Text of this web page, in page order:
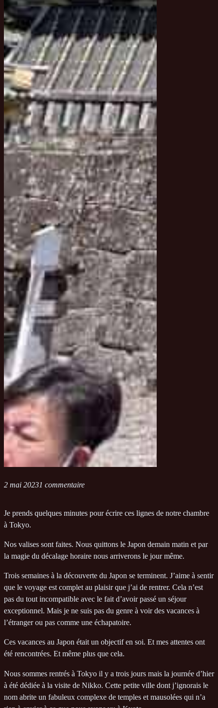
2 mai 20231 commentaire
Je prends quelques minutes pour écrire ces lignes de notre chambre
à Tokyo.
Nos valises sont faites. Nous quittons le Japon demain matin et par
la magie du décalage horaire nous arriverons le jour même.
Trois semaines à la découverte du Japon se terminent. J’aime à sentir
que le voyage est complet au plaisir que j’ai de rentrer. Cela n’est
pas du tout incompatible avec le fait d’avoir passé un séjour
exceptionnel. Mais je ne suis pas du genre à voir des vacances à
l’étranger ou pas comme une échapatoire.
Ces vacances au Japon était un objectif en soi. Et mes attentes ont
été rencontrées. Et même plus que cela.
Nous sommes rentrés à Tokyo il y a trois jours mais la journée d’hier
à été dédiée à la visite de Nikko. Cette petite ville dont j’ignorais le
nom abrite un fabuleux complexe de temples et mausolées qui n’a